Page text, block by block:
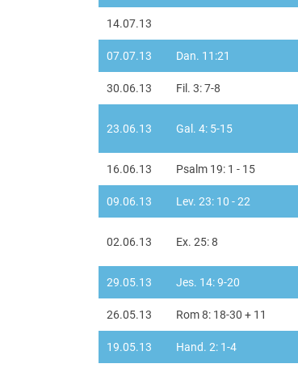
14.07.13
07.07.13 Dan. 11:21
30.06.13 Fil. 3: 7-8
23.06.13 Gal. 4: 5-15
16.06.13 Psalm 19: 1 - 15
09.06.13 Lev. 23: 10 - 22
02.06.13 Ex. 25: 8
29.05.13 Jes. 14: 9-20
26.05.13 Rom 8: 18-30 + 11
19.05.13 Hand. 2: 1-4